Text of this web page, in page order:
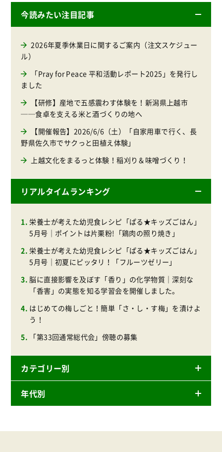
今読みたい注目記事
2026年夏季休業日に関するご案内（注文スケジュー
ル）
「Pray for Peace 平和活動レポート2025」を発行し
ました
【研修】産地で五感震わす体験を！新潟県上越市
──食卓を支える米と酒づくりの地へ
【開催報告】2026/6/6（土）「自家用車で行く、長
野県佐久市でサクっと田植え体験」
上越文化をまるっと体験！稲刈り＆味噌づくり！
リアルタイムランキング
栄養士が考えた幼児食レシピ「ぱる★キッズごはん」
5月号｜ポイントは片栗粉!「鶏肉の照り焼き」
栄養士が考えた幼児食レシピ「ぱる★キッズごはん」
5月号｜初夏にピッタリ！「フルーツゼリー」
脳に直接影響を及ぼす「香り」の化学物質｜深刻な
「香害」の実態を知る学習会を開催しました。
はじめての梅しごと！簡単「さ・し・す梅」を漬けよ
う！
「第33回通常総代会」傍聴の募集
カテゴリー別
ニュースリリース
商品
年代別